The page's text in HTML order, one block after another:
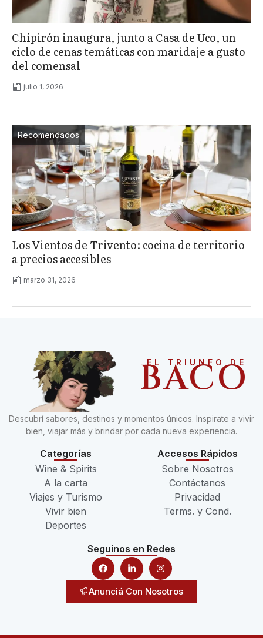
Chipirón inaugura, junto a Casa de Uco, un
ciclo de cenas temáticas con maridaje a gusto
del comensal
julio 1, 2026
Recomendados
Los Vientos de Trivento: cocina de territorio
a precios accesibles
marzo 31, 2026
EL TRIUNFO DE
BACO
Descubrí sabores, destinos y momentos únicos. Inspirate a vivir
bien, viajar más y brindar por cada nueva experiencia.
Categorías
Wine & Spirits
A la carta
Viajes y Turismo
Vivir bien
Deportes
Accesos Rápidos
Sobre Nosotros
Contáctanos
Privacidad
Terms. y Cond.
Seguinos en Redes
Anunciá Con Nosotros